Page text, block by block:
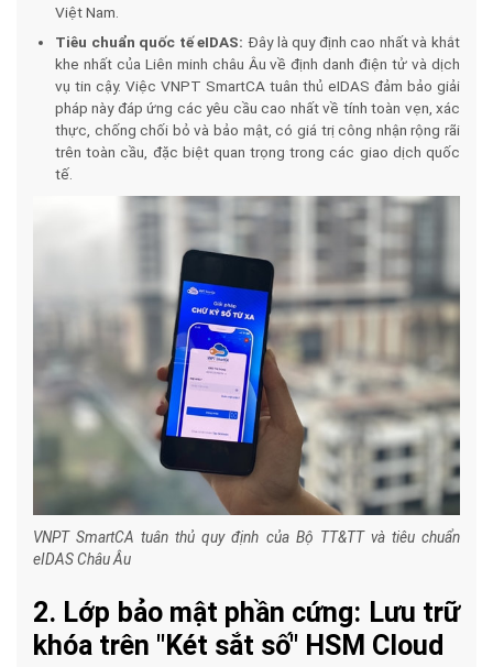
Việt Nam.
Tiêu chuẩn quốc tế eIDAS: Đây là quy định cao nhất và khắt
khe nhất của Liên minh châu Âu về định danh điện tử và dịch
vụ tin cậy. Việc VNPT SmartCA tuân thủ eIDAS đảm bảo giải
pháp này đáp ứng các yêu cầu cao nhất về tính toàn vẹn, xác
thực, chống chối bỏ và bảo mật, có giá trị công nhận rộng rãi
trên toàn cầu, đặc biệt quan trọng trong các giao dịch quốc
tế.
VNPT SmartCA tuân thủ quy định của Bộ TT&TT và tiêu chuẩn
eIDAS Châu Âu
2. Lớp bảo mật phần cứng: Lưu trữ
khóa trên "Két sắt số" HSM Cloud